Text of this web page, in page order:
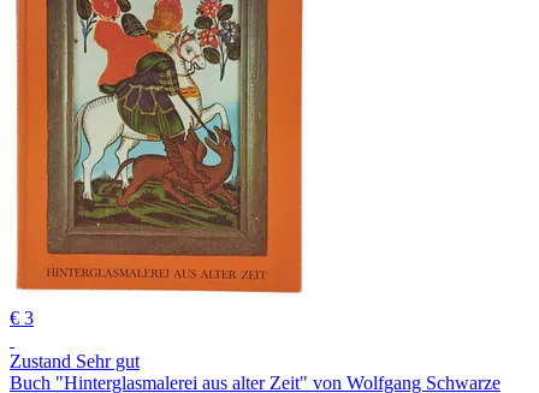
€ 3
Zustand Sehr gut
Buch "Hinterglasmalerei aus alter Zeit" von Wolfgang Schwarze